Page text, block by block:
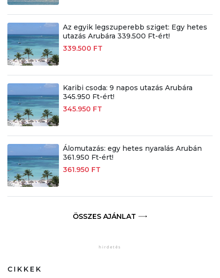
Az egyik legszuperebb sziget: Egy hetes
utazás Arubára 339.500 Ft-ért!
339.500 FT
Karibi csoda: 9 napos utazás Arubára
345.950 Ft-ért!
345.950 FT
Álomutazás: egy hetes nyaralás Arubán
361.950 Ft-ért!
361.950 FT
ÖSSZES AJÁNLAT
CIKKEK